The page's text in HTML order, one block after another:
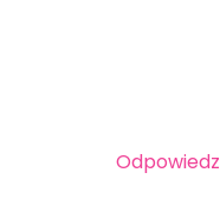
Odpowiedz